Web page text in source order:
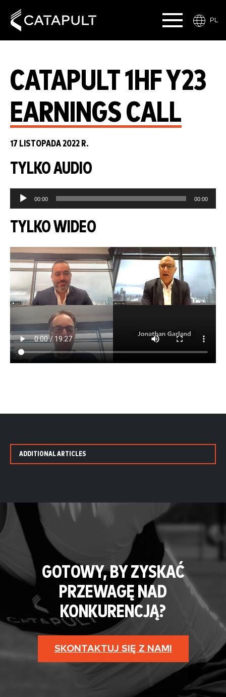
PL
CATAPULT 1HF Y23
EARNINGS CALL
17 LISTOPADA 2022 R.
TYLKO AUDIO
Audio
Player
00:00 00:00
TYLKO WIDEO
ADDITIONAL ARTICLES
GOTOWY, BY ZYSKAĆ
PRZEWAGĘ NAD
KONKURENCJĄ?
SKONTAKTUJ SIĘ Z NAMI